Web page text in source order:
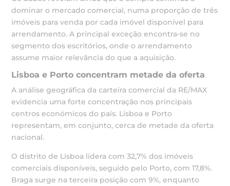
dominar o mercado comercial, numa proporção de três
imóveis para venda por cada imóvel disponível para
arrendamento. A principal exceção encontra-se no
segmento dos escritórios, onde o arrendamento
assume maior relevância do que a aquisição.
Lisboa e Porto concentram metade da oferta
A análise geográfica da carteira comercial da RE/MAX
evidencia uma forte concentração nos principais
centros económicos do país. Lisboa e Porto
representam, em conjunto, cerca de metade da oferta
nacional.
O distrito de Lisboa lidera com 32,7% dos imóveis
comerciais disponíveis, seguido pelo Porto, com 17,8%.
Braga surge na terceira posição com 9%, enquanto